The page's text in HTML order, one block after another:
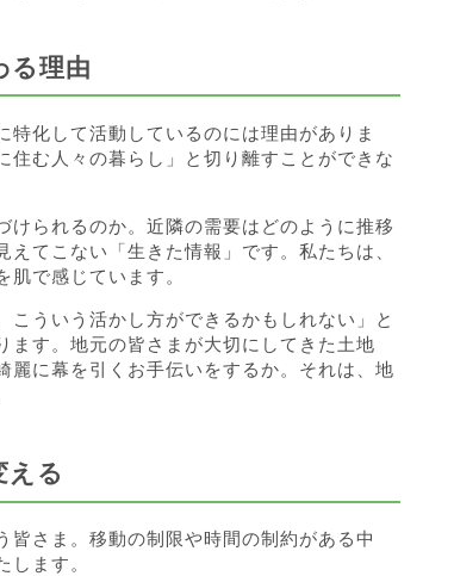
る理由
化して活動しているのには理由がありま
む人々の暮らし」と切り離すことができな
られるのか。近隣の需要はどのように推移
てこない「生きた情報」です。私たちは、
で感じています。
ういう活かし方ができるかもしれない」と
ます。地元の皆さまが大切にしてきた土地
麗に幕を引くお手伝いをするか。それは、地
える
皆さま。移動の制限や時間の制約がある中
ます。